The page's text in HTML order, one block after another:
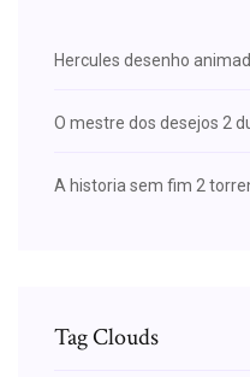
Hercules desenho
O mestre dos desejos 2
A historia sem fim 2
Tag Clouds